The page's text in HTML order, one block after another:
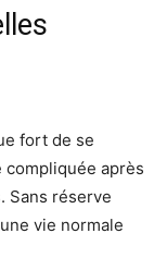
fort de se
après
Sans réserve
vie normale